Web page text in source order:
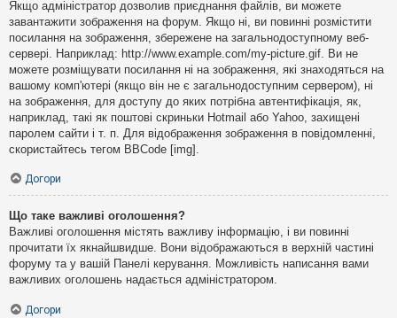
Якщо адміністратор дозволив приєднання файлів, ви можете
завантажити зображення на форум. Якщо ні, ви повинні розмістити
посилання на зображення, збережене на загальнодоступному веб-
сервері. Наприклад: http://www.example.com/my-picture.gif. Ви не
можете розміщувати посилання ні на зображення, які знаходяться на
вашому комп'ютері (якщо він не є загальнодоступним сервером), ні
на зображення, для доступу до яких потрібна автентифікація, як,
наприклад, такі як поштові скриньки Hotmail або Yahoo, захищені
паролем сайти і т. п. Для відображення зображення в повідомленні,
скористайтесь тегом BBCode [img].
Догори
Що таке важливі оголошення?
Важливі оголошення містять важливу інформацію, і ви повинні
прочитати їх якнайшвидше. Вони відображаються в верхній частині
форуму та у вашій Панелі керування. Можливість написання вами
важливих оголошень надається адміністратором.
Догори